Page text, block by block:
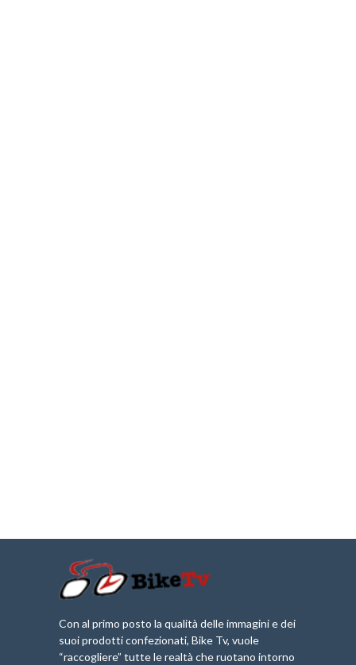
Con al primo posto la qualità delle immagini e dei
suoi prodotti confezionati, Bike Tv, vuole
“raccogliere” tutte le realtà che ruotano intorno